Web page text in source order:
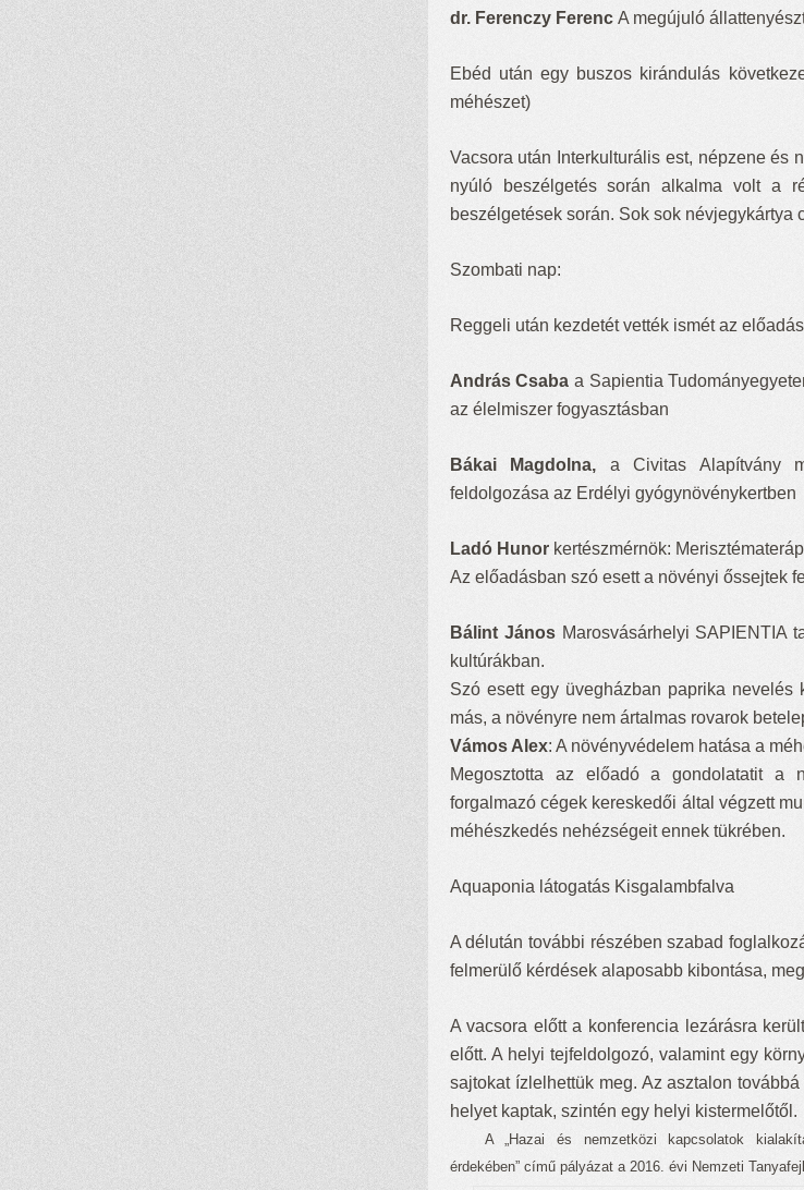
dr. Ferenczy Ferenc A megújuló
Ebéd után egy buszos kirándulás
méhészet)
Vacsora után Interkulturális est, népzene és
nyúló beszélgetés során alkalma volt a
beszélgetések során. Sok sok névjegykártya
Szombati nap:
Reggeli után kezdetét vették ismét az
András Csaba a Sapientia
az élelmiszer fogyasztásban
Bákai Magdolna, a Civitas Alapítvány
feldolgozása az Erdélyi gyógynövénykertben
Ladó Hunor kertészmérnök:
Az előadásban szó esett a növényi őssejtek
Bálint János Marosvásárhelyi SAPIENTIA
kultúrákban.
Szó esett egy üvegházban paprika nevelés
más, a növényre nem ártalmas rovarok
Vámos Alex: A növényvédelem hatása a
Megosztotta az előadó a gondolatatit a
forgalmazó cégek kereskedői által végzett
méhészkedés nehézségeit ennek tükrében.
Aquaponia látogatás Kisgalambfalva
A délután további részében szabad
felmerülő kérdések alaposabb kibontása,
A vacsora előtt a konferencia lezárásra
előtt. A helyi tejfeldolgozó, valamint egy
sajtokat ízlelhettük meg. Az asztalon
helyet kaptak, szintén egy helyi kistermelőtől.
A „Hazai és nemzetközi kapcsolatok
érdekében” című pályázat a 2016. évi Nemzeti